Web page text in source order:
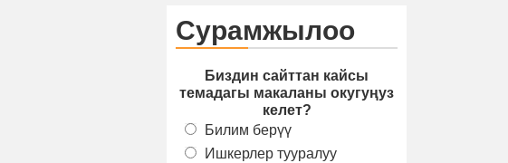
Сурамжылоо
Биздин сайттан кайсы
темадагы макаланы окугуңуз
келет?
Билим берүү
Ишкерлер тууралуу